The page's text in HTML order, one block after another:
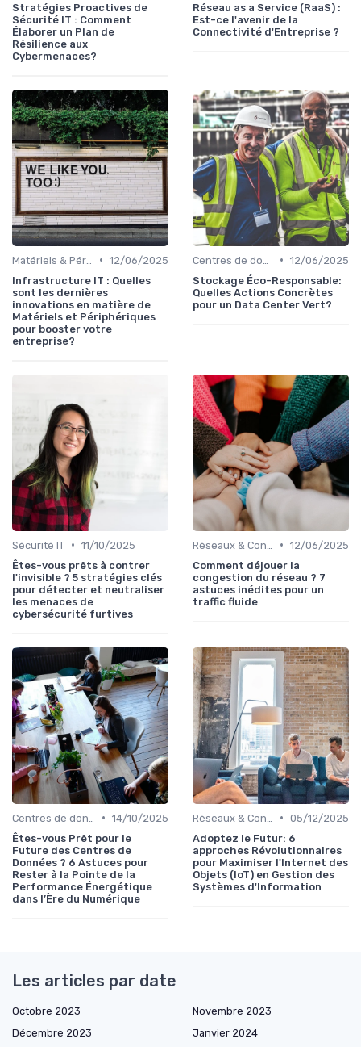
Stratégies Proactives de
Sécurité IT : Comment
Élaborer un Plan de
Résilience aux
Cybermenaces?
Réseau as a Service (RaaS) :
Est-ce l'avenir de la
Connectivité d'Entreprise ?
• 12/06/2025
Infrastructure IT : Quelles
sont les dernières
innovations en matière de
Matériels et Périphériques
pour booster votre
entreprise?
• 12/06/2025
Stockage Éco-Responsable:
Quelles Actions Concrètes
pour un Data Center Vert?
Sécurité IT • 11/10/2025
Êtes-vous prêts à contrer
l'invisible ? 5 stratégies clés
pour détecter et neutraliser
les menaces de
cybersécurité furtives
• 12/06/2025
Comment déjouer la
congestion du réseau ? 7
astuces inédites pour un
traffic fluide
• 14/10/2025
Êtes-vous Prêt pour le
Future des Centres de
Données ? 6 Astuces pour
Rester à la Pointe de la
Performance Énergétique
dans l’Ère du Numérique
• 05/12/2025
Adoptez le Futur: 6
approches Révolutionnaires
pour Maximiser l'Internet des
Objets (IoT) en Gestion des
Systèmes d'Information
Les articles par date
Octobre 2023
Novembre 2023
Décembre 2023
Janvier 2024